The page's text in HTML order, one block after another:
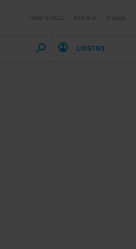
Datenschutz Karriere Presse
LOGINS